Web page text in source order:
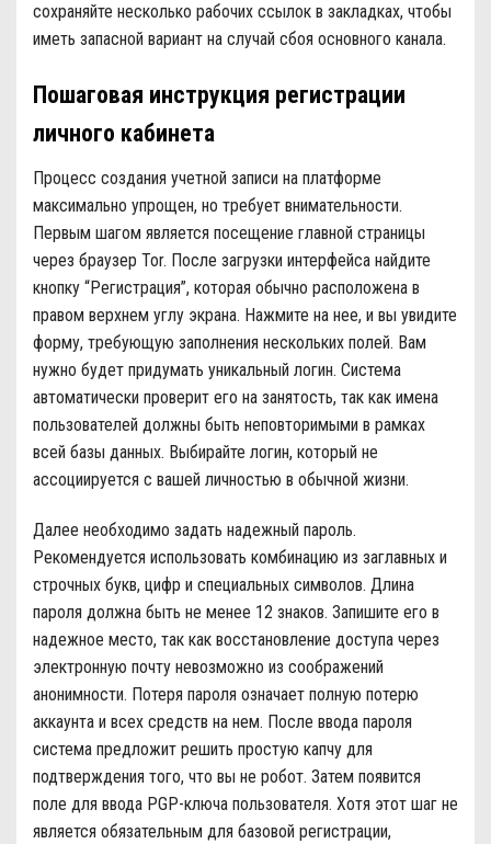
сохраняйте несколько рабочих ссылок в закладках, чтобы
иметь запасной вариант на случай сбоя основного канала.
Пошаговая инструкция регистрации
личного кабинета
Процесс создания учетной записи на платформе
максимально упрощен, но требует внимательности.
Первым шагом является посещение главной страницы
через браузер Tor. После загрузки интерфейса найдите
кнопку “Регистрация”, которая обычно расположена в
правом верхнем углу экрана. Нажмите на нее, и вы увидите
форму, требующую заполнения нескольких полей. Вам
нужно будет придумать уникальный логин. Система
автоматически проверит его на занятость, так как имена
пользователей должны быть неповторимыми в рамках
всей базы данных. Выбирайте логин, который не
ассоциируется с вашей личностью в обычной жизни.
Далее необходимо задать надежный пароль.
Рекомендуется использовать комбинацию из заглавных и
строчных букв, цифр и специальных символов. Длина
пароля должна быть не менее 12 знаков. Запишите его в
надежное место, так как восстановление доступа через
электронную почту невозможно из соображений
анонимности. Потеря пароля означает полную потерю
аккаунта и всех средств на нем. После ввода пароля
система предложит решить простую капчу для
подтверждения того, что вы не робот. Затем появится
поле для ввода PGP-ключа пользователя. Хотя этот шаг не
является обязательным для базовой регистрации,